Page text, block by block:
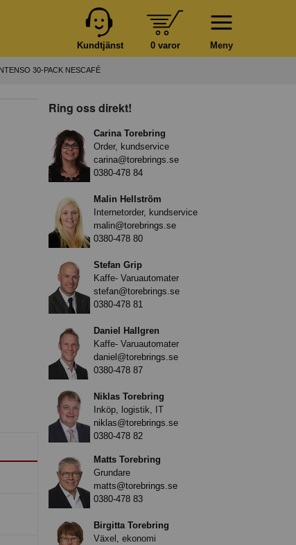
Meny
0 varor
Kundtjänst
30-PACK NESCAFÉ
Ring oss direkt!
Carina Torebring
Order, kundservice
carina@torebrings.se
0380-478 84
Malin Hellström
Internetorder, kundservice
malin@torebrings.se
0380-478 80
Stefan Grip
Kaffe- Varuautomater
stefan@torebrings.se
0380-478 81
Daniel Hallgren
Kaffe- Varuautomater
daniel@torebrings.se
0380-478 87
Niklas Torebring
Inköp, logistik, IT
niklas@torebrings.se
0380-478 82
Matts Torebring
Grundare
matts@torebrings.se
0380-478 83
Birgitta Torebring
Växel, ekonomi